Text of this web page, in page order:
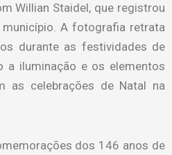
Willian Staidel, que registrou
A fotografia retrata
durante as festividades de
a iluminação e os elementos
as celebrações de Natal na
dos 146 anos de